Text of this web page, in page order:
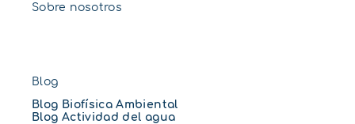
Sobre nosotros
Blog
Blog Biofísica Ambiental
Blog Actividad del agua